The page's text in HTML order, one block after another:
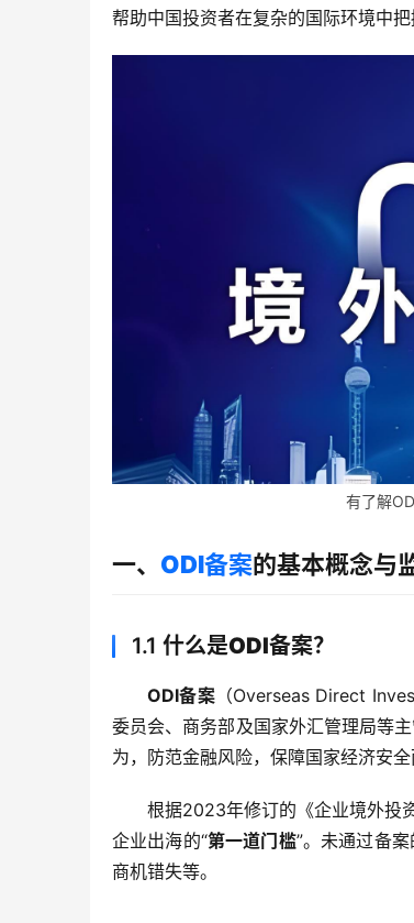
帮助中国投资者在复杂的国际环境中
有了解
一、 ODI备案的基本概念与
1.1 什么是ODI备案？
ODI备案（Overseas Direct
委员会、商务部及国家外汇管理局等
为，防范金融风险，保障国家经济安全
根据2023年修订的《企业境外投
企业出海的“第一道门槛”。未通过备
商机错失等。